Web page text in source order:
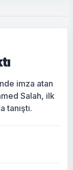
imza atan
Salah, ilk
tanıştı.